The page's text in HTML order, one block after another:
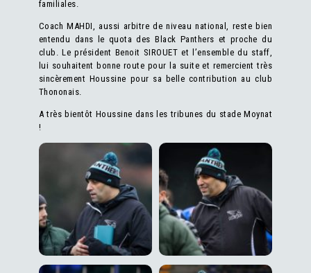
familiales.
Coach MAHDI, aussi arbitre de niveau national, reste bien
entendu dans le quota des Black Panthers et proche du
club. Le président Benoit SIROUET et l’ensemble du staff,
lui souhaitent bonne route pour la suite et remercient très
sincèrement Houssine pour sa belle contribution au club
Thononais.
A très bientôt Houssine dans les tribunes du stade Moynat
!